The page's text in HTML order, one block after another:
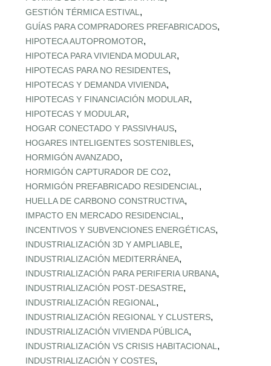
GESTIÓN TÉRMICA ESTIVAL ,
GUÍAS PARA COMPRADORES PREFABRICADOS,
HIPOTECA AUTOPROMOTOR,
HIPOTECA PARA VIVIENDA MODULAR,
HIPOTECAS PARA NO RESIDENTES,
HIPOTECAS Y DEMANDA VIVIENDA,
HIPOTECAS Y FINANCIACIÓN MODULAR,
HIPOTECAS Y MODULAR,
HOGAR CONECTADO Y PASSIVHAUS,
HOGARES INTELIGENTES SOSTENIBLES,
HORMIGÓN AVANZADO,
HORMIGÓN CAPTURADOR DE CO2,
HORMIGÓN PREFABRICADO RESIDENCIAL ,
HUELLA DE CARBONO CONSTRUCTIVA,
IMPACTO EN MERCADO RESIDENCIAL ,
INCENTIVOS Y SUBVENCIONES ENERGÉTICAS,
INDUSTRIALIZACIÓN 3D Y AMPLIABLE,
INDUSTRIALIZACIÓN MEDITERRÁNEA,
INDUSTRIALIZACIÓN PARA PERIFERIA URBANA,
INDUSTRIALIZACIÓN POST‑DESASTRE,
INDUSTRIALIZACIÓN REGIONAL ,
INDUSTRIALIZACIÓN REGIONAL Y CLUSTERS,
INDUSTRIALIZACIÓN VIVIENDA PÚBLICA,
INDUSTRIALIZACIÓN VS CRISIS HABITACIONAL ,
INDUSTRIALIZACIÓN Y COSTES,